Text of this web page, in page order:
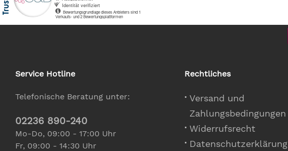
Service Hotline
Telefonische Beratung unter:
02236 890-240
Mo-Do, 09:00 - 17:00 Uhr
Fr, 09:00 - 14:30 Uhr
Rechtliches
Versand und
Zahlungsbedingungen
Widerrufsrecht
Datenschutzerklärung